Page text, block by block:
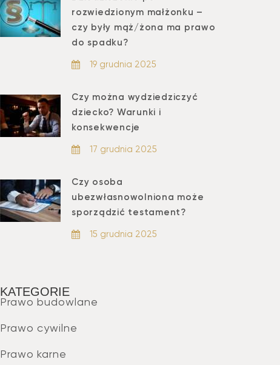
rozwiedzionym małżonku –
czy były mąż/żona ma prawo
do spadku?
19 grudnia 2025
Czy można wydziedziczyć
dziecko? Warunki i
konsekwencje
17 grudnia 2025
Czy osoba
ubezwłasnowolniona może
sporządzić testament?
15 grudnia 2025
KATEGORIE
Prawo budowlane
Prawo cywilne
Prawo karne